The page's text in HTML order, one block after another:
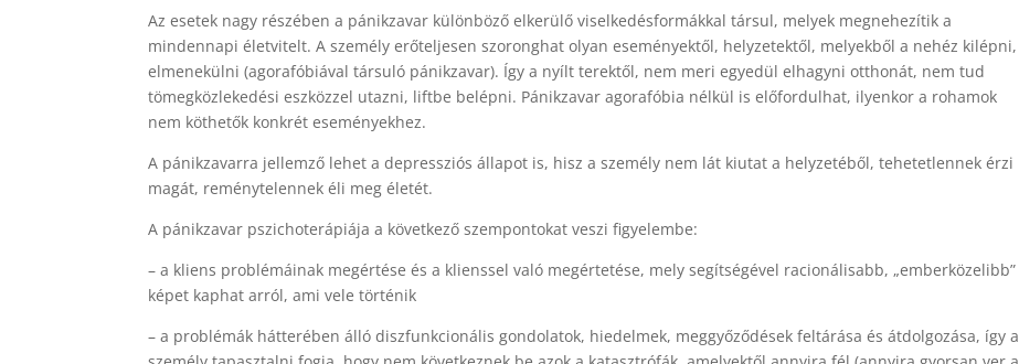
Az esetek nagy részében a pánikzavar különböző elkerülő viselkedésformákkal társul, melyek megnehezítik a
mindennapi életvitelt. A személy erőteljesen szoronghat olyan eseményektől, helyzetektől, melyekből a nehéz kilépni,
elmenekülni (agorafóbiával társuló pánikzavar). Így a nyílt terektől, nem meri egyedül elhagyni otthonát, nem tud
tömegközlekedési eszközzel utazni, liftbe belépni. Pánikzavar agorafóbia nélkül is előfordulhat, ilyenkor a rohamok
nem köthetők konkrét eseményekhez.
A pánikzavarra jellemző lehet a depressziós állapot is, hisz a személy nem lát kiutat a helyzetéből, tehetetlennek érzi
magát, reménytelennek éli meg életét.
A pánikzavar pszichoterápiája a következő szempontokat veszi figyelembe:
– a kliens problémáinak megértése és a klienssel való megértetése, mely segítségével racionálisabb, „emberközelibb”
képet kaphat arról, ami vele történik
– a problémák hátterében álló diszfunkcionális gondolatok, hiedelmek, meggyőződések feltárása és átdolgozása, így a